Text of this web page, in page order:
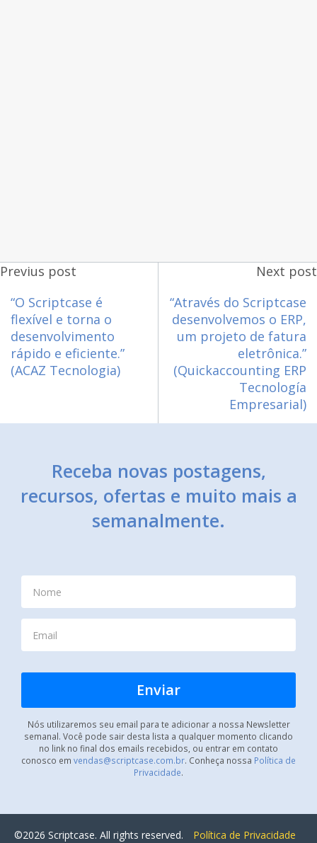
Previus post
“O Scriptcase é
flexível e torna o
desenvolvimento
rápido e eficiente.”
(ACAZ Tecnologia)
Next post
“Através do Scriptcase
desenvolvemos o ERP,
um projeto de fatura
eletrônica.”
(Quickaccounting ERP
Tecnología
Empresarial)
Receba novas postagens,
recursos, ofertas e muito mais a
semanalmente.
Nós utilizaremos seu email para te adicionar a nossa Newsletter
semanal. Você pode sair desta lista a qualquer momento clicando
no link no final dos emails recebidos, ou entrar em contato
conosco em vendas@scriptcase.com.br. Conheça nossa Política de
Privacidade.
©2026 Scriptcase. All rights reserved. Política de Privacidade